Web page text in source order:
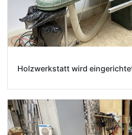
Holzwerkstatt wird